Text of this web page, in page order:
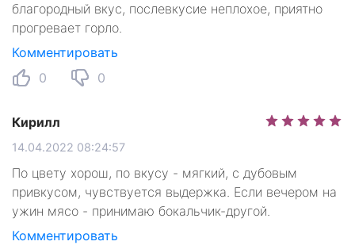
благородный вкус, послевкусие неплохое, приятно
прогревает горло.
Комментировать
0
0
Кирилл
14.04.2022 08:24:57
По цвету хорош, по вкусу - мягкий, с дубовым
привкусом, чувствуется выдержка. Если вечером на
ужин мясо - принимаю бокальчик-другой.
Комментировать